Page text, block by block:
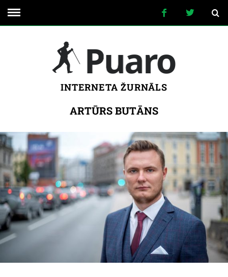
INTERNETA ŽURNĀLS
ARTŪRS BUTĀNS